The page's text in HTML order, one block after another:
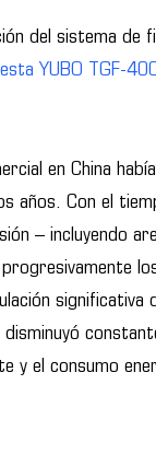
del sistema de
YUBO TGF-
en China
años. Con el
– incluyendo
y el consumo